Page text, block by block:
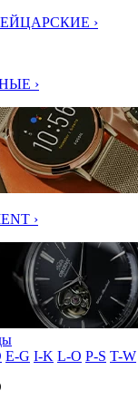
›
›
›
E-G I-K L-O P-S T-W